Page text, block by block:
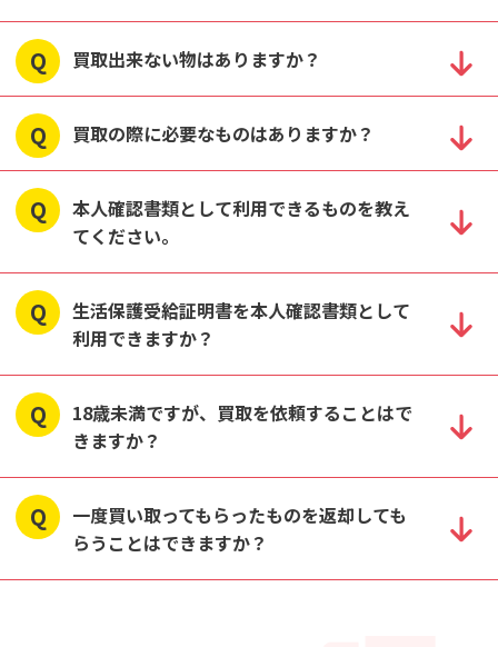
買取出来ない物はありますか？
買取の際に必要なものはありますか？
本人確認書類として利用できるものを教え
てください。
生活保護受給証明書を本人確認書類として
利用できますか？
18歳未満ですが、買取を依頼することはで
きますか？
一度買い取ってもらったものを返却しても
らうことはできますか？